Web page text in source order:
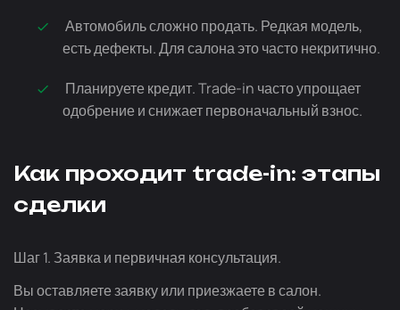
Автомобиль сложно продать. Редкая модель,
есть дефекты. Для салона это часто некритично.
Планируете кредит.Trade-in часто упрощает
одобрение и снижает первоначальный взнос.
Как проходит trade-in: этапы
сделки
Шаг 1. Заявка и первичная консультация.
Вы оставляете заявку или приезжаете в салон.